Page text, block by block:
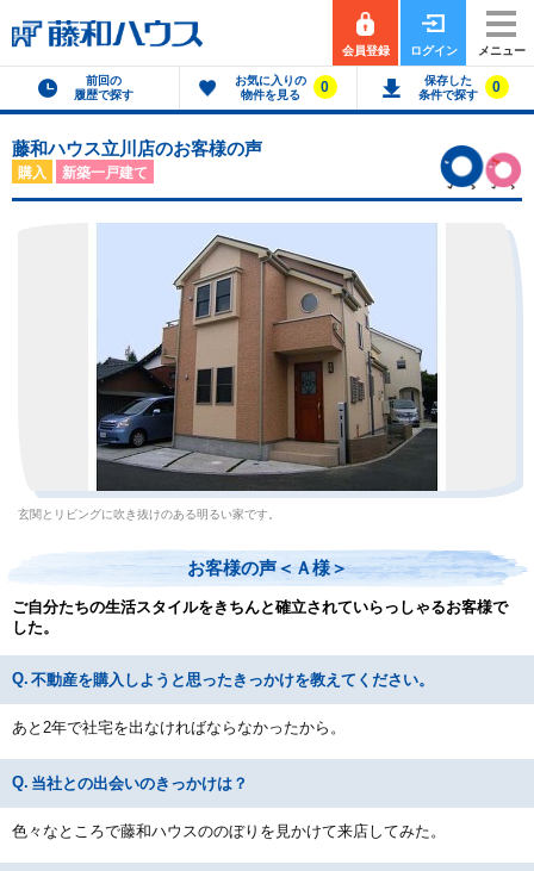
会員登録 ログイン メニュー
前回の
履歴で探す
お気に入りの
物件を見る
0
保存した
条件で探す
0
藤和ハウス立川店のお客様の声
購入 新築一戸建て
玄関とリビングに吹き抜けのある明るい家です。
お客様の声＜Ａ様＞
ご自分たちの生活スタイルをきちんと確立されていらっしゃるお客様で
した。
不動産を購入しようと思ったきっかけを教えてください。
あと2年で社宅を出なければならなかったから。
当社との出会いのきっかけは？
色々なところで藤和ハウスののぼりを見かけて来店してみた。